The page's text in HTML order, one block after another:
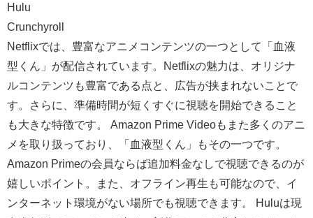
Hulu
Crunchyroll
Netflixでは、豊富なアニメコンテンツの一つとして「血液
型くん」が配信されています。Netflixの魅力は、オリジナ
ルコンテンツも豊富である点と、広告が挟まれないことで
す。さらに、準備時間が短くすぐに視聴を開始できること
も大きな特徴です。 Amazon Prime Videoもまた多くのアニ
メを取り扱っており、「血液型くん」もその一つです。
Amazon Primeの会員ならば追加料金なしで視聴できるのが
嬉しいポイント。また、オフライン再生も可能なので、イ
ンターネット環境がない場所でも視聴できます。 Huluは現